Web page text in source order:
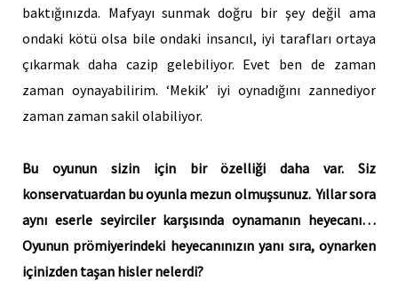
baktığınızda. Mafyayı sunmak doğru bir şey değil ama
ondaki kötü olsa bile ondaki insancıl, iyi tarafları ortaya
çıkarmak daha cazip gelebiliyor. Evet ben de zaman
zaman oynayabilirim. ‘Mekik’ iyi oynadığını zannediyor
zaman zaman sakil olabiliyor.
Bu oyunun sizin için bir özelliği daha var. Siz
konservatuardan bu oyunla mezun olmuşsunuz. Yıllar sora
aynı eserle seyirciler karşısında oynamanın heyecanı…
Oyunun prömiyerindeki heyecanınızın yanı sıra, oynarken
içinizden taşan hisler nelerdi?